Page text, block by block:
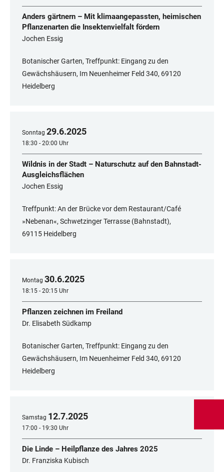
Anders gärtnern – Mit klimaangepassten, heimischen
Pflanzenarten die Insektenvielfalt fördern
Jochen Essig
Botanischer Garten, Treffpunkt: Eingang zu den
Gewächshäusern, Im Neuenheimer Feld 340, 69120
Heidelberg
Sonntag 29.6.2025
18:30 - 20:00 Uhr
Wildnis in der Stadt – Naturschutz auf den Bahnstadt-
Ausgleichsflächen
Jochen Essig
Treffpunkt: An der Brücke vor dem Restaurant/Café
»Nebenan«, Schwetzinger Terrasse (Bahnstadt),
69115 Heidelberg
Montag 30.6.2025
18:15 - 20:15 Uhr
Pflanzen zeichnen im Freiland
Dr. Elisabeth Südkamp
Botanischer Garten, Treffpunkt: Eingang zu den
Gewächshäusern, Im Neuenheimer Feld 340, 69120
Heidelberg
Samstag 12.7.2025
17:00 - 19:30 Uhr
Die Linde – Heilpflanze des Jahres 2025
Dr. Franziska Kubisch